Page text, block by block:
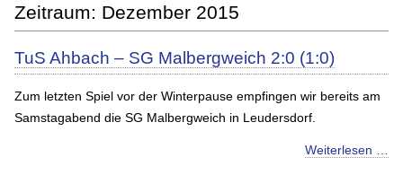
Dezember 2015
TuS Ahbach – SG Malbergweich 2:0 (1:0)
Zum letzten Spiel vor der Winterpause empfingen wir bereits am
Samstagabend die SG Malbergweich in Leudersdorf.
Weiterlesen …